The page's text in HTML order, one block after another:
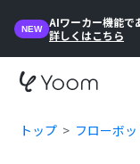
NEW
AIワーカー機能で
詳しくはこちら
トップ フローボ